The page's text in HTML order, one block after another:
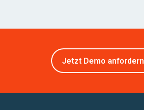
Jetzt Demo anfordern